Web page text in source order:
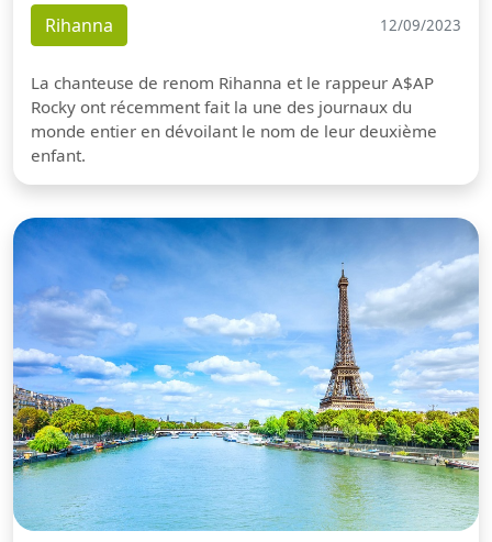
Rihanna 12/09/2023
La chanteuse de renom Rihanna et le rappeur A$AP
Rocky ont récemment fait la une des journaux du
monde entier en dévoilant le nom de leur deuxième
enfant.